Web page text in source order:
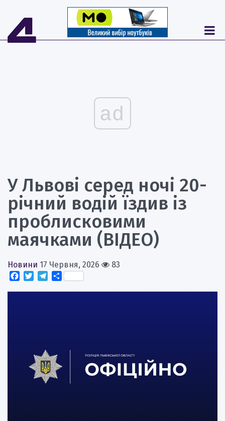
ad
У Львові серед ночі 20-
річний водій їздив із
проблисковими
маячками (ВІДЕО)
Новини 17 Червня, 2026
83
Facebook
TwitterTelegram
Поділитися